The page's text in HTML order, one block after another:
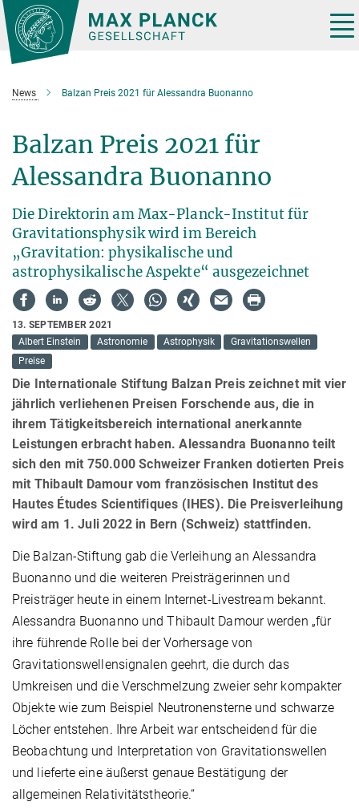
Hauptinhalt
News Balzan Preis 2021 für Alessandra Buonanno
Balzan Preis 2021 für
Alessandra Buonanno
Die Direktorin am Max-Planck-Institut für
Gravitationsphysik wird im Bereich
„Gravitation: physikalische und
astrophysikalische Aspekte“ ausgezeichnet
13. SEPTEMBER 2021
Albert Einstein
Astronomie Astrophysik
Gravitationswellen
Preise
Die Internationale Stiftung Balzan Preis zeichnet mit vier
jährlich verliehenen Preisen Forschende aus, die in
ihrem Tätigkeitsbereich international anerkannte
Leistungen erbracht haben. Alessandra Buonanno teilt
sich den mit 750.000 Schweizer Franken dotierten Preis
mit Thibault Damour vom französischen Institut des
Hautes Études Scientifiques (IHES). Die Preisverleihung
wird am 1. Juli 2022 in Bern (Schweiz) stattfinden.
Die Balzan-Stiftung gab die Verleihung an Alessandra
Buonanno und die weiteren Preisträgerinnen und
Preisträger heute in einem Internet-Livestream bekannt.
Alessandra Buonanno und Thibault Damour werden „für
ihre führende Rolle bei der Vorhersage von
Gravitationswellensignalen geehrt, die durch das
Umkreisen und die Verschmelzung zweier sehr kompakter
Objekte wie zum Beispiel Neutronensterne und schwarze
Löcher entstehen. Ihre Arbeit war entscheidend für die
Beobachtung und Interpretation von Gravitationswellen
und lieferte eine äußerst genaue Bestätigung der
allgemeinen Relativitätstheorie.“